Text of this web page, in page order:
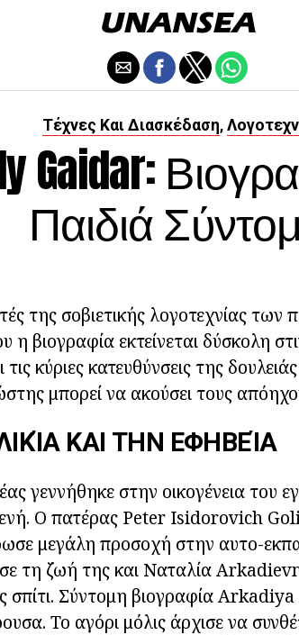
Τέχνες Και Διασκέδαση,
Gaidar:
Παιδιά
της σοβιετικής λογοτεχνίας των
η βιογραφία εκτείνεται δύσκολη
κύριες κατευθύνσεις της
μπορεί να ακούσει τους
ΚΑΙ ΤΗΝ ΕΦΗΒΕΊΑ
γεννήθηκε στην οικογένεια του
Ο πατέρας Peter Isidorovich
μεγάλη προσοχή στην αυτο-
τη ζωή της και Ναταλία
σπίτι. Σύντομη βιογραφία
Το αγόρι μόλις άρχισε να